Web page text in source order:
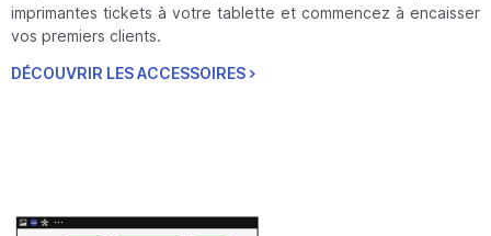
imprimantes tickets à votre tablette et commencez à encaisser
vos premiers clients.
DÉCOUVRIR LES ACCESSOIRES >